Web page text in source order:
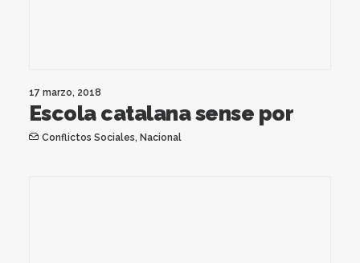
17 marzo, 2018
Escola catalana sense por
Conflictos Sociales, Nacional